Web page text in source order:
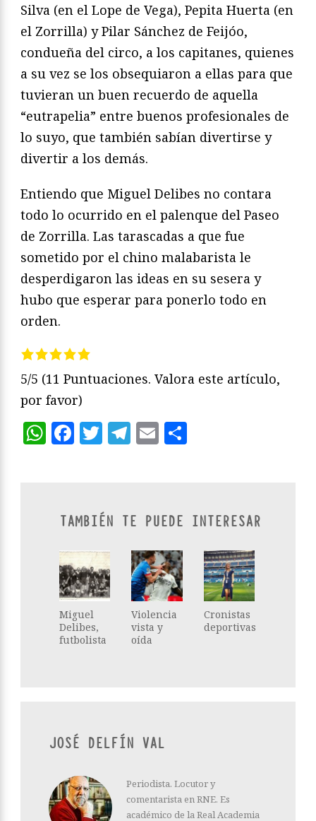
Silva (en el Lope de Vega), Pepita Huerta (en
el Zorrilla) y Pilar Sánchez de Feijóo,
condueña del circo, a los capitanes, quienes
a su vez se los obsequiaron a ellas para que
tuvieran un buen recuerdo de aquella
“eutrapelia” entre buenos profesionales de
lo suyo, que también sabían divertirse y
divertir a los demás.
Entiendo que Miguel Delibes no contara
todo lo ocurrido en el palenque del Paseo
de Zorrilla. Las tarascadas a que fue
sometido por el chino malabarista le
desperdigaron las ideas en su sesera y
hubo que esperar para ponerlo todo en
orden.
5/5 (11 Puntuaciones. Valora este artículo,
por favor)
WhatsApp
Facebook
Twitter
Telegram
Email
TAMBIÉN TE PUEDE INTERESAR
Miguel
Delibes,
futbolista
Violencia
vista y
oída
Cronistas
deportivas
JOSÉ DELFÍN VAL
Periodista. Locutor y
comentarista en RNE. Es
académico de la Real Academia